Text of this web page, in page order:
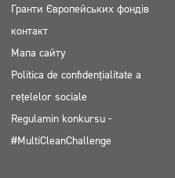
Гранти Європейських фондів
контакт
Мапа сайту
Politica de confidențialitate a
rețelelor sociale
Regulamin konkursu -
#MultiCleanChallenge